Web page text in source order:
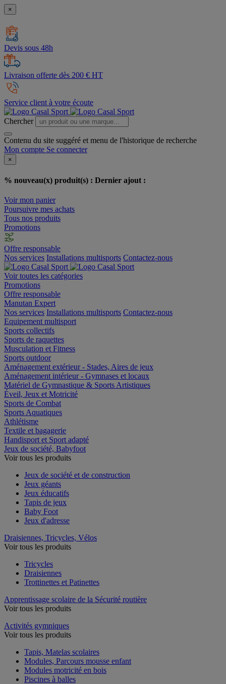
×
Devis sous 48h
Livraison offerte dès 200 € HT
Service client à votre écoute
Chercher
Contenu du site suggéré et menu de l'historique de recherche
Mon compte Se connecter
×
% nouveau(x) produit(s) : Dernier ajout :
Voir mon panier
Poursuivre mes achats
Tous nos produits
Promotions
Offre responsable
Nos services Installations multisports Contactez-nous
Voir toutes les catégories
Promotions
Offre responsable
Manutan Expert
Nos services Installations multisports Contactez-nous
Equipement multisport
Sports collectifs
Sports de raquettes
Musculation et Fitness
Sports outdoor
Aménagement extérieur - Stades, Aires de jeux
Aménagement intérieur - Gymnases et locaux
Matériel de Gymnastique & Sports Artistiques
Éveil, Jeux et Motricité
Sports de Combat
Sports Aquatiques
Athlétisme
Textile et bagagerie
Handisport et Sport adapté
Jeux de société, Babyfoot
Voir tous les produits
Jeux de société et de construction
Jeux géants
Jeux éducatifs
Tapis de jeux
Baby Foot
Jeux d'adresse
Draisiennes, Tricycles, Vélos
Voir tous les produits
Tricycles
Draisiennes
Trottinettes et Patinettes
Apprentissage scolaire de la Sécurité routière
Voir tous les produits
Activités gymniques
Voir tous les produits
Tapis, Matelas scolaires
Modules, Parcours mousse enfant
Modules motricité en bois
Piscines à balles